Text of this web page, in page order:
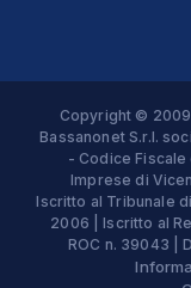
Copyright ©
Bassanonet S.r.l.
- Codice
Imprese di
Iscritto al Tribunale
2006 | Iscritto al
ROC n. 39043 |